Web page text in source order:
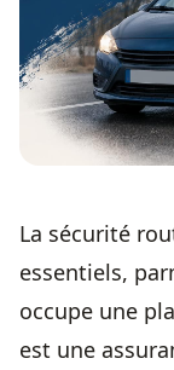
La sécurité
essentiels,
occupe une
est une